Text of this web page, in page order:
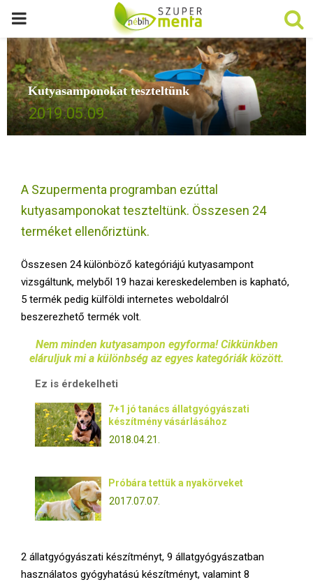
P
R
I
M
R
M
E
Kutyasamponokat teszteltünk
2019.05.09.
A Szupermenta programban ezúttal
kutyasamponokat teszteltünk. Összesen 24
terméket ellenőriztünk.
Összesen 24 különböző kategóriájú kutyasampont
vizsgáltunk, melyből 19 hazai kereskedelemben is kapható,
5 termék pedig külföldi internetes weboldalról
beszerezhető termék volt.
Nem minden kutyasampon egyforma! Cikkünkben
eláruljuk mi a különbség az egyes kategóriák között.
Ez is érdekelheti
7+1 jó tanács állatgyógyászati
készítmény vásárlásához
2018.04.21.
Próbára tettük a nyakörveket
2017.07.07.
2 állatgyógyászati készítményt, 9 állatgyógyászatban
használatos gyógyhatású készítményt, valamint 8